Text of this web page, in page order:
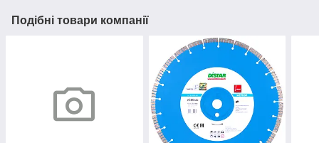
Подібні товари компанії